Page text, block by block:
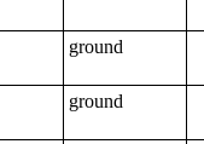
ground
ground